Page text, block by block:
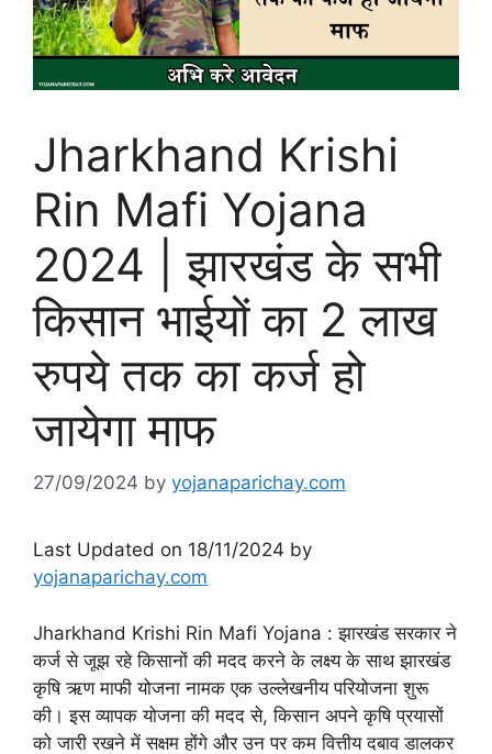
Jharkhand Krishi
Rin Mafi Yojana
2024 | झारखंड के सभी
किसान भाईयों का 2 लाख
रुपये तक का कर्ज हो
जायेगा माफ
27/09/2024 by yojanaparichay.com
Last Updated on 18/11/2024 by
yojanaparichay.com
Jharkhand Krishi Rin Mafi Yojana : झारखंड सरकार ने
कर्ज से जूझ रहे किसानों की मदद करने के लक्ष्य के साथ झारखंड
कृषि ऋण माफी योजना नामक एक उल्लेखनीय परियोजना शुरू
की। इस व्यापक योजना की मदद से, किसान अपने कृषि प्रयासों
को जारी रखने में सक्षम होंगे और उन पर कम वित्तीय दबाव डालकर